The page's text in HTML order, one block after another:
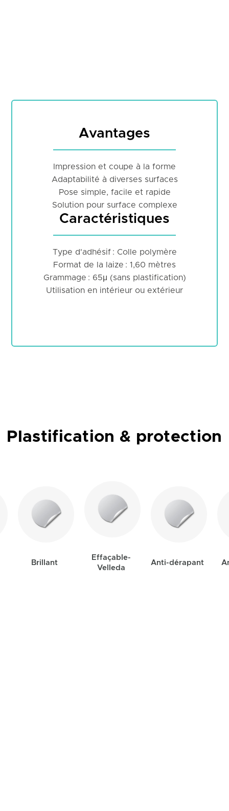
Avantages
Impression et coupe à la forme
Adaptabilité à diverses surfaces
Pose simple, facile et rapide
Solution pour surface complexe
Caractéristiques
Type d'adhésif : Colle polymère
Format de la laize : 1,60 mètres
Grammage : 65μ (sans plastification)
Utilisation en intérieur ou extérieur
Plastification & protection
Brillant
Effaçable-
Velleda
Anti-dérapant